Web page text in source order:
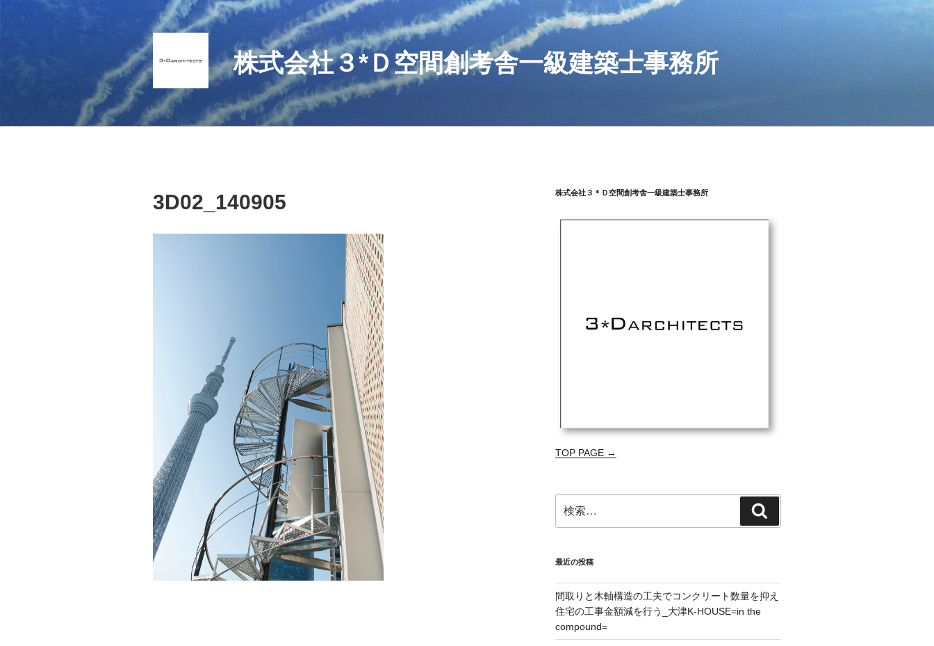
キ
株式会社３*Ｄ空間創考舎一級建築士事務所
3D02_140905 株式会社３＊Ｄ空間創考舎一級建築士事務所
TOP PAGE →
索:
索
最近の投稿
間取りと木軸構造の工夫でコンクリート数量を抑え
住宅の工事金額減を行う_大津K-HOUSE=in the
compound=